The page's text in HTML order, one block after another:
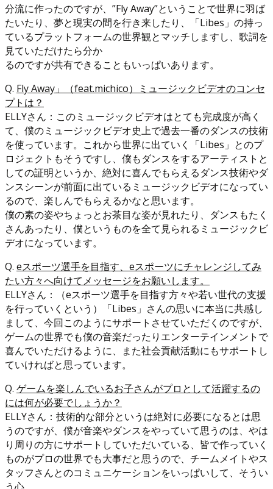
分流に作ったのですが、”Fly Away”ということで世界に羽ば
たいたり、夢と現実の間を行き来したり、「Libes」の持っ
ているプラットフォームの世界観とマッチしますし、歌詞を
見ていただけたら分か
るのですが共有できることもいっぱいあります。
Q. Fly Away」（feat.michico）ミュージックビデオのコンセ
プトは？
ELLYさん：このミュージックビデオはとても完成度が高く
て、僕のミュージックビデオ史上で過去一番のダンスの技術
を使っています。これから世界に出ていく「Libes」とのプ
ロジェクトもそうですし、僕もダンスをするアーティストと
しての証明というか、絶対に喜んでもらえるダンス技術やダ
ンスシーンが前面に出ているミュージックビデオになってい
るので、楽しんでもらえるかなと思います。
僕の素の姿やちょっとお茶目な姿が見れたり、ダンスもたく
さんあったり、僕というものを全て見られるミュージックビ
デオになっています。
Q. eスポーツ選手を目指す、eスポーツにチャレンジしてみ
たい方々へ向けてメッセージをお願いします。
ELLYさん：（eスポーツ選手を目指す方々や若い世代の支援
を行っていくという）「Libes」さんの思いに本当に共感し
まして、今回このようにサポートさせていただくのですが、
ゲームの世界でも僕の音楽だったりエンターテインメントで
喜んでいただけるように、また社会貢献活動にもサポートし
ていければと思っています。
Q. ゲームを楽しんでいるお子さんがプロとして活躍するの
には何が必要でしょうか？
ELLYさん：技術的な部分というは絶対に必要になるとは思
うのですが、僕が音楽やダンスをやっていて思うのは、やは
り周りの方にサポートしていただいている、皆で作っていく
ものがプロの世界でも大事だと思うので、チームメイトやス
タッフさんとのコミュニケーションをいっぱいして、そうい
う心